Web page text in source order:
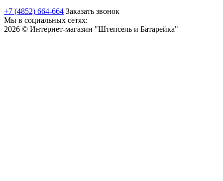
+7 (4852) 664-664 Заказать звонок
Мы в социальных сетях:
2026 © Интернет-магазин "Штепсель и Батарейка"